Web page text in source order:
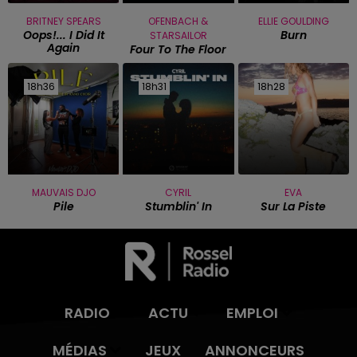
BRITNEY SPEARS
Oops!... I Did It
Again
OFENBACH &
STARSAILOR
Four To The Floor
ELLIE GOULDING
Burn
18h36
18h36
MAUVAIS DJO
Pile
18h31
18h31
CYRIL
Stumblin' In
18h28
18h28
EVA
Sur La Piste
RADIO ACTU
EMPLOI
MÉDIAS
JEUX ANNONCEURS